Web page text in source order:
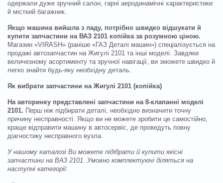
одержали дуже зручний салон, гарні аеродинамічні характеристики
й місткий багажник.
Якщо машина вийшла з ладу, потрібно швидко відшукати й
купити запчастини на ВАЗ 2101 копійка за розумною ціною.
Магазин «VIRASH» (раніше «ГАЗ Деталі машин») спеціалізується на
продажі автозапчастин на Жигулі 2101 та інші моделі. Завдяки
величезному асортименту та зручної навігації, ви зможете швидко й
легко знайти будь-яку необхідну деталь.
Як вибрати запчастини на Жигулі 2101 (копійка)
На авторинку представлені запчастини на 8-клапанні моделі
2101. Перш ніж підбирати деталі, необхідно визначити точну
причину несправності. Якщо ви не можете зробити це самостійно,
краще відправити машину в автосервіс, де проведуть повну
діагностику несправного вузла.
У нашому каталозі Ви можете підібрати й купити якісні
запчастини на ВАЗ 2101. Умовно комплектуючі діляться на
наступні категорії: